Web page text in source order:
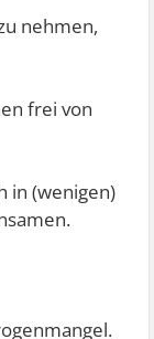
nehmen,
frei von
in (wenigen)